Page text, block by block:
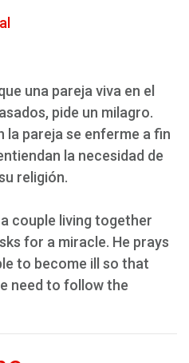
una pareja viva en el
pide un milagro.
la pareja se enferme a fin
la necesidad de
religión.
couple living together
for a miracle. He prays
to become ill so that
need to follow the